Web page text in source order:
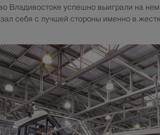
Владивостоке успешно выиграли на
себя с лучшей стороны именно в